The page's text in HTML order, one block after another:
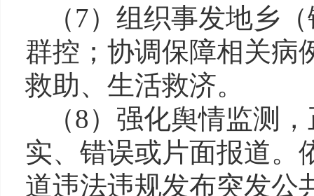
（7）组织事发地乡
群控；协调保障相关病
救助、生活救济。
（8）强化舆情监测
实、错误或片面报道。
道违法违规发布突发公